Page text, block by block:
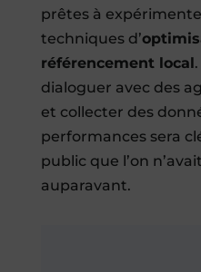
prêtes à
techniques d’
référencement local
dialoguer avec des
et collecter des
performances sera
public que l’on
auparavant.